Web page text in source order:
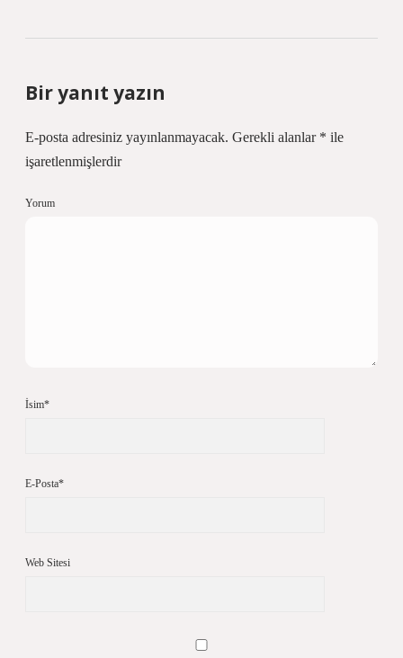
Bir yanıt yazın
E-posta adresiniz yayınlanmayacak. Gerekli alanlar * ile
işaretlenmişlerdir
Yorum
İsim*
E-Posta*
Web Sitesi